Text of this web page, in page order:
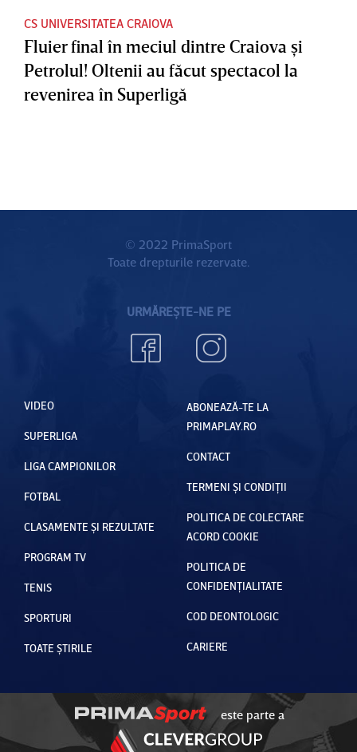
CS UNIVERSITATEA CRAIOVA
Fluier final în meciul dintre Craiova şi
Petrolul! Oltenii au făcut spectacol la
revenirea în Superligă
© 2022 PrimaSport
Toate drepturile rezervate.
URMĂREȘTE-NE PE
VIDEO
SUPERLIGA
LIGA CAMPIONILOR
FOTBAL
CLASAMENTE ȘI REZULTATE
PROGRAM TV
TENIS
SPORTURI
TOATE ȘTIRILE
ABONEAZĂ-TE LA
PRIMAPLAY.RO
CONTACT
TERMENI ȘI CONDIȚII
POLITICA DE COLECTARE
ACORD COOKIE
POLITICA DE
CONFIDENȚIALITATE
COD DEONTOLOGIC
CARIERE
este parte a